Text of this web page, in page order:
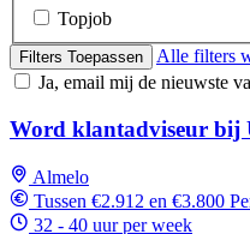
Topjob
Filters Toepassen
Alle filters
Ja, email mij de nieuwste
Word klantadviseur bij
Almelo
Tussen €2.912 en €3.800
32 - 40 uur per week